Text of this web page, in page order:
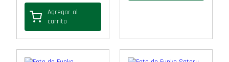
Agregar al
carrito